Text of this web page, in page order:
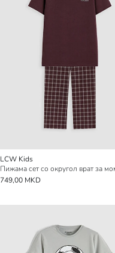
LCW Kids
Пижама сет со округол врат за
749,00 MKD